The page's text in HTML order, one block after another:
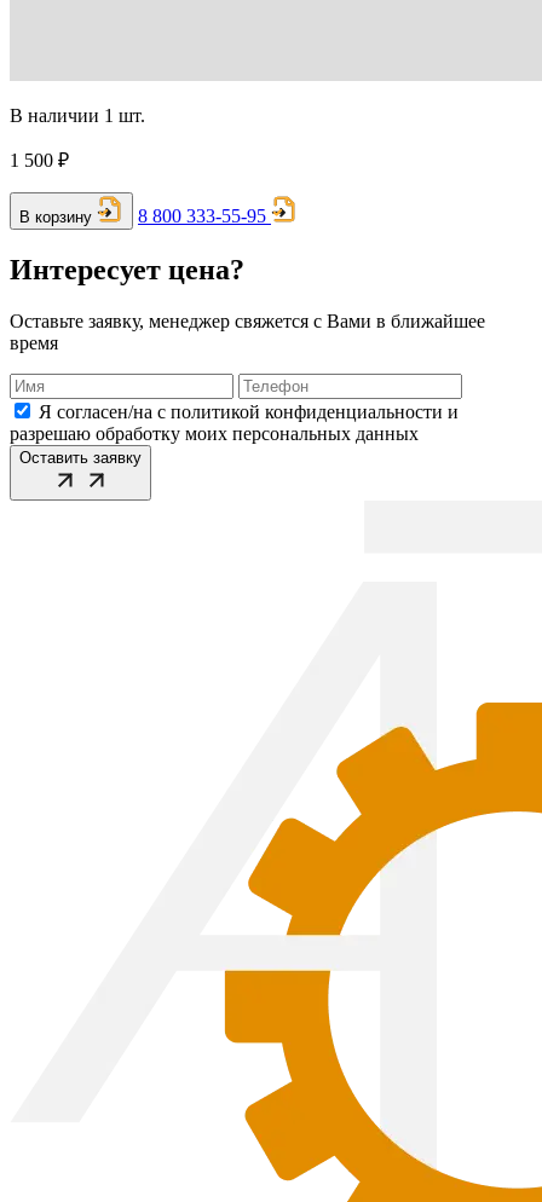
В наличии 1 шт.
1 500 ₽
В корзину 8 800 333-55-95
Интересует цена?
Оставьте заявку, менеджер свяжется с Вами в ближайшее
время
Я согласен/на с политикой конфиденциальности и
разрешаю обработку моих персональных данных
Оставить заявку